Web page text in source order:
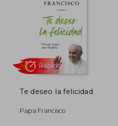
Te deseo la felicidad
Papa Francisco